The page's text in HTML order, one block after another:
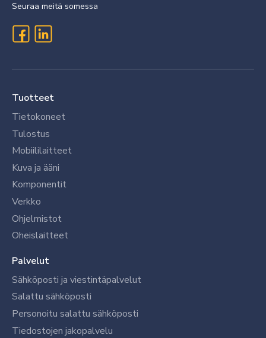
Seuraa meitä somessa
Tuotteet
Tietokoneet
Tulostus
Mobiililaitteet
Kuva ja ääni
Komponentit
Verkko
Ohjelmistot
Oheislaitteet
Palvelut
Sähköposti ja viestintäpalvelut
Salattu sähköposti
Personoitu salattu sähköposti
Tiedostojen jakopalvelu